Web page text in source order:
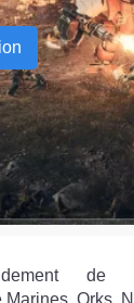
de
Orks,